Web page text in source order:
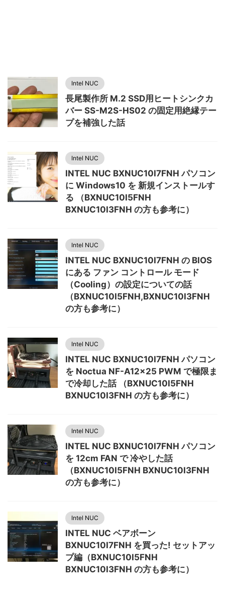
Intel NUC
長尾製作所 M.2 SSD用ヒートシンクカ
バー SS-M2S-HS02 の固定用絶縁テー
プを補強した話
Intel NUC
INTEL NUC BXNUC10I7FNH パソコン
に Windows10 を 新規インストールす
る （BXNUC10I5FNH
BXNUC10I3FNH の方も参考に）
Intel NUC
INTEL NUC BXNUC10I7FNH の BIOS
にある ファン コントロール モード
（Cooling）の設定についての話
（BXNUC10I5FNH,BXNUC10I3FNH
の方も参考に）
Intel NUC
INTEL NUC BXNUC10I7FNH パソコン
を Noctua NF-A12x25 PWM で極限ま
で冷却した話 （BXNUC10I5FNH
BXNUC10I3FNH の方も参考に）
Intel NUC
INTEL NUC BXNUC10I7FNH パソコン
を 12cm FAN で 冷やした話
（BXNUC10I5FNH BXNUC10I3FNH
の方も参考に）
Intel NUC
INTEL NUC ベアボーン
BXNUC10I7FNH を買った! セットアッ
プ編（BXNUC10I5FNH
BXNUC10I3FNH の方も参考に）